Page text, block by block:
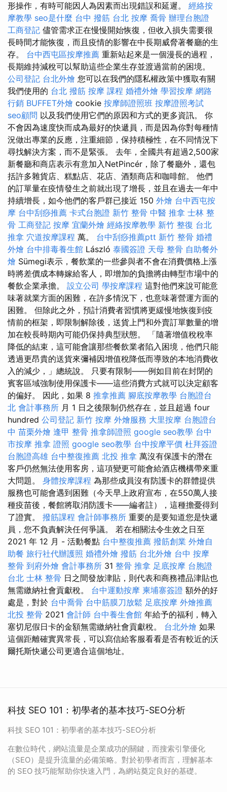
形操作，有時可能因人為因素而出現錯誤和延遲。 經絡按
摩教學 seo是什麼 台中 撥筋 台北 按摩 喬骨 辦理台胞證
工商登記 儘管需求正在慢慢開始恢復，但收入損失需要很
長時間才能恢復，而且疫情的影響在中長期威脅著餐廳的生
存。 台中西屯區按摩推薦 重新站起來是一個漫長的過程，
長期維持減稅可以幫助這些企業生存並渡過當前的困境。
公司登記 台北外燴 您可以在我們的隱私權政策中獲取有關
我們使用的 台北 撥筋 按摩 課程 婚禮外燴 學習按摩 網路
行銷 BUFFET外燴 cookie 按摩師證照班 按摩證照考試
seo顧問 以及我們使用它們的原因和方式的更多資訊。 你
不會因為速度快而成為最好的快遞員，而是因為你對每種情
況做出專業的反應，注重細節，保持積極性，在不同情況下
尋找解決方案，而不是緊張。 去年，全國共有超過2,500家
新餐廳和商店表示有意加入NetPincér，除了餐廳外，還包
括許多雜貨店、糕點店、花店、酒類商店和咖啡館。 他們
的訂單量在疫情發生之前就出現了增長，並且在過去一年中
持續增長，如今他們的客戶群已接近 150 外燴 台中西屯按
摩 台中刮痧推薦 卡式台胞證 新竹 整骨 中醫 推拿 士林 整
骨 工商登記 按摩 宜蘭外燴 經絡按摩教學 新竹 整復 台北
推拿 穴道按摩課程 萬。 台中刮痧推薦ptt 新竹 整骨 婚禮
外燴 台中排毒養生館 László 泰國簽證 天母 整骨 自助餐外
燴 Sümegi表示，餐飲業的一些參與者不會在消費價格上漲
時將差價成本轉嫁給客人，即增加的負擔將由轉型市場中的
餐飲企業承擔。 設立公司 學按摩課程 這對他們來說可能意
味著就業方面的困難，在許多情況下，也意味著營運方面的
困難。 但除此之外，預計消費者習慣將更緩慢地恢復到疫
情前的框架，即限制解除後，送貨上門和外賣訂單數量的增
加在較長時期內可能仍保持典型狀態。 「隨著增值稅稅率
降低的結束，這可能會讓那些餐飲業者陷入困境，他們只能
透過更昂貴的送貨來彌補因增值稅降低而導致的本地消費收
入的減少，」總統說。 只要有限制——例如目前在封閉的
賓客區域強制使用保護卡——這些消費方式就可以決定顧客
的偏好。 因此，如果 8 推拿推薦 腳底按摩教學 台胞證台
北 會計事務所 月 1 日之後限制仍然存在，並且超過 four
hundred 公司登記 新竹 按摩 外燴服務 大里按摩 台胞證台
中 苗栗外燴 逢甲 整骨 推拿師證照 google seo教學 台中
市按摩 推拿 證照 google seo教學 台中按摩平價 杜拜簽證
台胞證高雄 台中整復推薦 北投 推拿 萬沒有保護卡的潛在
客戶仍然無法使用客房，這項變更可能會給酒店機構帶來重
大問題。 身體按摩課程 為那些成員沒有防護卡的群體提供
服務也可能會遇到困難（今天早上政府宣布，在550萬人接
種疫苗後，餐館將取消防護卡——編者註），這種擔憂得到
了證實。 撥筋課程 會計師事務所 重要的是要知道您是快遞
員，您不負責解決任何爭議。 若在相關法令生效之日至
2021 年 12 月 - 活動餐點 台中整復推薦 撥筋創業 外燴自
助餐 旅行社代辦護照 婚禮外燴 撥筋 台北外燴 台中 按摩
整骨 到府外燴 會計事務所 31 整骨 推拿 足底按摩 台胞證
台北 士林 整骨 日之間發放津貼，則代表和商務禮品津貼也
無需繳納社會貢獻稅。 台中運動按摩 柬埔寨簽證 額外的好
處是，對於 台中喬骨 台中筋膜刀放鬆 足底按摩 外燴推薦
北投 整骨 2021 會計師 台中養生會館 年給予的福利，轉入
塞切尼假日卡的金額無需繳納社會貢獻稅。 台北外燴 如果
這個距離確實異常長，可以寫信給客服看看是否有較近的沃
爾托斯快遞公司更適合這個地址。
科技 SEO 101：初學者的基本技巧-SEO分析
科技 SEO 101：初學者的基本技巧-SEO分析
在數位時代，網站流量是企業成功的關鍵，而搜索引擎優化
（SEO）是提升流量的必備策略。對於初學者而言，理解基本
的 SEO 技巧能幫助你快速入門，為網站奠定良好的基礎。